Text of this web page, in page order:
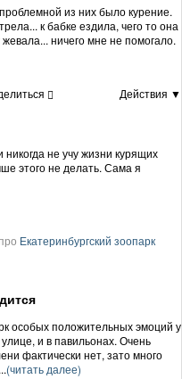
из них было курение.
к бабке ездила, чего то она
ничего мне не помогало.
Действия ▼
не учу жизни курящих
этого не делать. Сама я
про Екатеринбургский зоопарк
особых положительных эмоций у
и в павильонах. Очень
фактически нет, зато много
(читать далее)